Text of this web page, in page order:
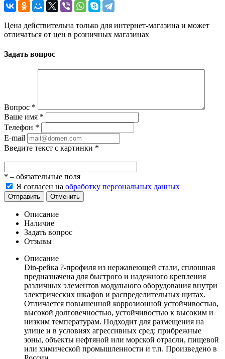
Цена действительна только для интернет-магазина и может
отличаться от цен в розничных магазинах
Задать вопрос
Вопрос *
Ваше имя *
Телефон *
E-mail
Введите текст с картинки *
* – обязательные поля
Я согласен на обработку персональных данных
Отправить Отменить
Описание
Наличие
Задать вопрос
Отзывы
Описание
Din-рейка ?-профиля из нержавеющей стали, сплошная
предназначена для быстрого и надежного крепления
различных элементов модульного оборудования внутри
электрических шкафов и распределительных щитах.
Отличается повышенной коррозионной устойчивостью,
высокой долговечностью, устойчивостью к высоким и
низким температурам. Подходит для размещения на
улице и в условиях агрессивных сред: прибрежные
зоны, объекты нефтяной или морской отрасли, пищевой
или химической промышленности и т.п. Произведено в